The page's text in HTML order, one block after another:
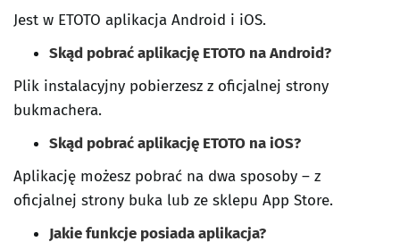
Jest w ETOTO aplikacja Android i iOS.
Skąd pobrać aplikację ETOTO na Android?
Plik instalacyjny pobierzesz z oficjalnej strony
bukmachera.
Skąd pobrać aplikację ETOTO na iOS?
Aplikację możesz pobrać na dwa sposoby – z
oficjalnej strony buka lub ze sklepu App Store.
Jakie funkcje posiada aplikacja?